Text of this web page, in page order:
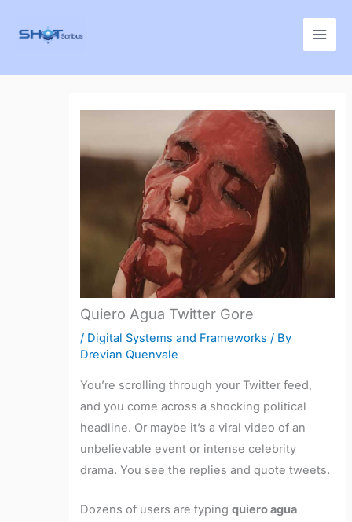
Quiero Agua Twitter Gore
/ Digital Systems and Frameworks / By
Drevian Quenvale
You’re scrolling through your Twitter feed,
and you come across a shocking political
headline. Or maybe it’s a viral video of an
unbelievable event or intense celebrity
drama. You see the replies and quote tweets.
Dozens of users are typingquiero agua